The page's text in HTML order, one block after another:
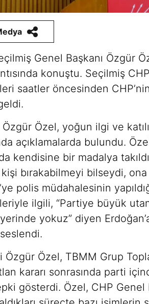
Genel Başkanı Özgür
konuştu. Seçilmiş
saatler öncesinden
Özel, yoğun ilgi ve
açıklamalarda bulundu.
kendisine bir madalya
bırakabilmeyi bilseydi, ona
polis müdahalesinin
ilgili, “Partiye büyük
yokuz” diyen
Özgür Özel, TBMM Grup
kararı sonrasında parti
gösterdi. Özel, CHP Genel